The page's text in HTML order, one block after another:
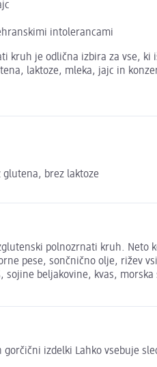
intolerancami
kruh je odlična izbira za vse,
laktoze, mleka, jajc in
glutena, brez laktoze
polnozrnati kruh. Neto
pese, sončnično olje, rižev
sojine beljakovine, kvas,
gorčični izdelki Lahko vsebuje